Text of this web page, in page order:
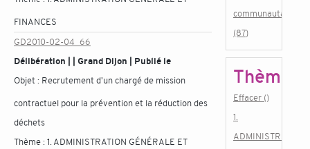
FINANCES
GD2010-02-04_66
Délibération | | Grand Dijon | Publié le
Objet : Recrutement d'un chargé de mission
contractuel pour la prévention et la réduction des
déchets
Thème :1. ADMINISTRATION GÉNÉRALE ET
communautaire
(87)
Thème
Effacer ()
1.
ADMINISTRATION